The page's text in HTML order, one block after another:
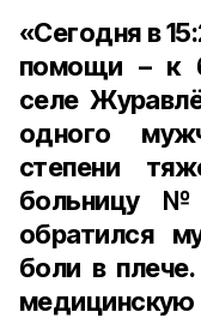
«Сегодня в
помощи – к
селе
одного
степени
больницу
обратился
боли в